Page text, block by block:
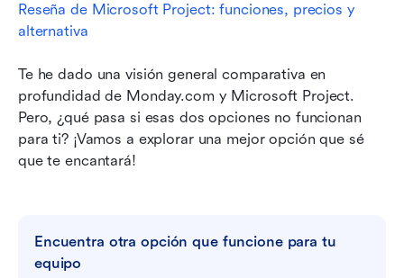
Reseña de Microsoft Project: funciones, precios y
alternativa
Te he dado una visión general comparativa en
profundidad de Monday.com y Microsoft Project.
Pero, ¿qué pasa si esas dos opciones no funcionan
para ti? ¡Vamos a explorar una mejor opción que sé
que te encantará!
Encuentra otra opción que funcione para tu
equipo